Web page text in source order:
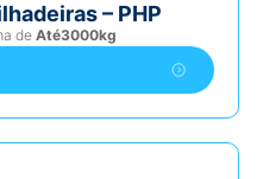
– PHP
de Até3000kg